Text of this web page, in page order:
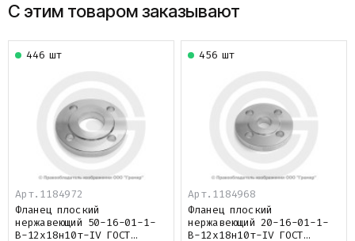
С этим товаром заказывают
Арт.1184972
446 шт
Фланец плоский
нержавеющий 50-16-01-1-
B-12х18н10т-IV ГОСТ
Арт.1184968
456 шт
Фланец плоский
нержавеющий 20-16-01-1-
B-12х18н10т-IV ГОСТ